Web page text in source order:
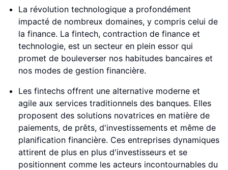
La révolution technologique a profondément
impacté de nombreux domaines, y compris celui de
la finance. La fintech, contraction de finance et
technologie, est un secteur en plein essor qui
promet de bouleverser nos habitudes bancaires et
nos modes de gestion financière.
Les fintechs offrent une alternative moderne et
agile aux services traditionnels des banques. Elles
proposent des solutions novatrices en matière de
paiements, de prêts, d'investissements et même de
planification financière. Ces entreprises dynamiques
attirent de plus en plus d'investisseurs et se
positionnent comme les acteurs incontournables du